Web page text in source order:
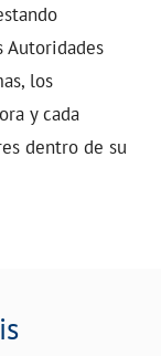
Autoridades
los
y cada
dentro de su